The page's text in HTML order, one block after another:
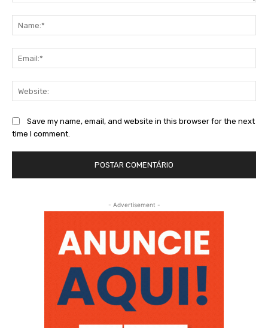
Save my name, email, and website in this browser for the next
time I comment.
- Advertisement -